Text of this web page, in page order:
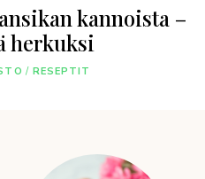
raparperipiirakka
LIFESTYLE/NOSTO